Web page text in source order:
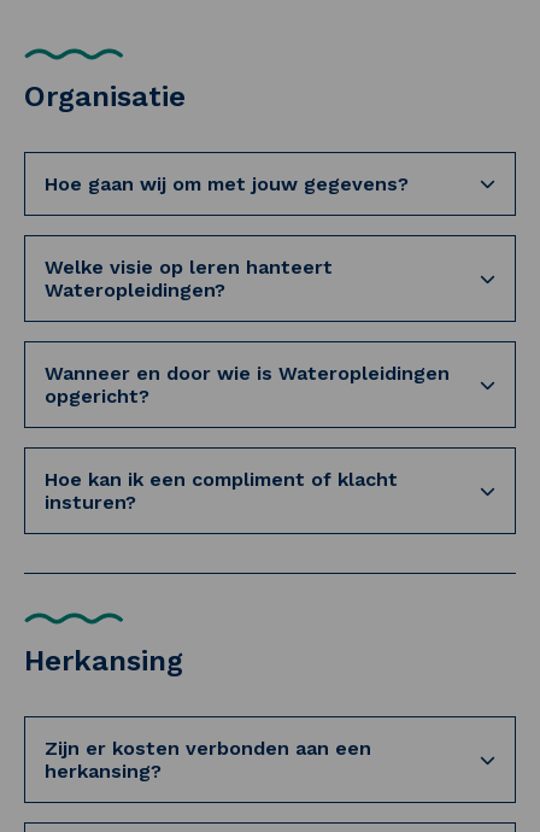
Organisatie
Hoe gaan wij om met jouw gegevens?
Welke visie op leren hanteert
Wateropleidingen?
Wanneer en door wie is Wateropleidingen
opgericht?
Hoe kan ik een compliment of klacht
insturen?
Herkansing
Zijn er kosten verbonden aan een
herkansing?